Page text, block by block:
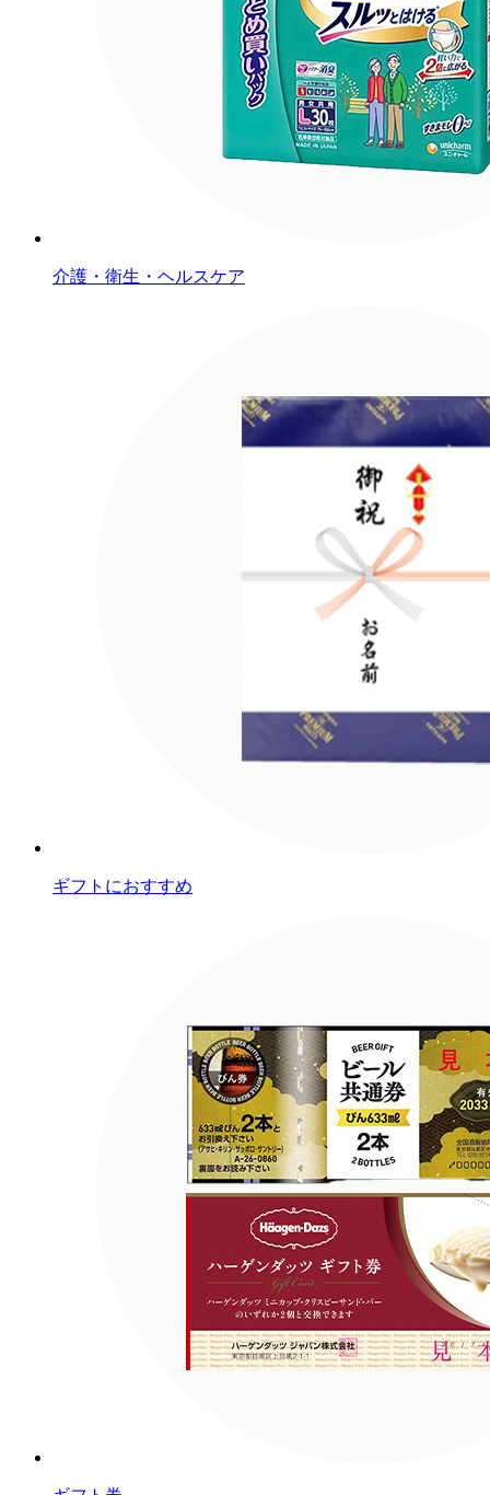
介護・衛生・ヘルスケア
ギフトにおすすめ